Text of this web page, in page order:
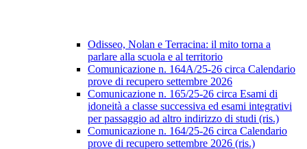
Odisseo, Nolan e Terracina: il mito torna a
parlare alla scuola e al territorio
Comunicazione n. 164A/25-26 circa Calendario
prove di recupero settembre 2026
Comunicazione n. 165/25-26 circa Esami di
idoneità a classe successiva ed esami integrativi
per passaggio ad altro indirizzo di studi (ris.)
Comunicazione n. 164/25-26 circa Calendario
prove di recupero settembre 2026 (ris.)